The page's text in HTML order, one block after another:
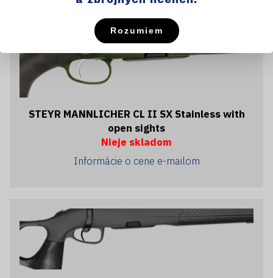
STEYR MANNLICHER CL II SX Stainless with
open sights
Nieje skladom
Informácie o cene e-mailom
Rozumiem